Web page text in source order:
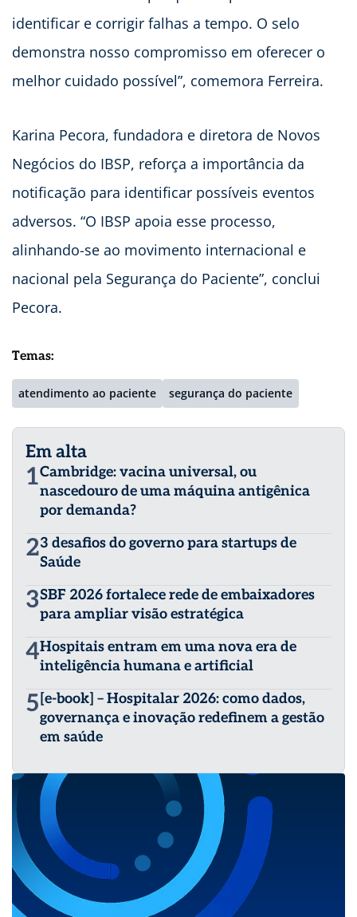
identificar e corrigir falhas a tempo. O selo
demonstra nosso compromisso em oferecer o
melhor cuidado possível”, comemora Ferreira.
Karina Pecora, fundadora e diretora de Novos
Negócios do IBSP, reforça a importância da
notificação para identificar possíveis eventos
adversos. “O IBSP apoia esse processo,
alinhando-se ao movimento internacional e
nacional pela Segurança do Paciente”, conclui
Pecora.
Temas:
atendimento ao paciente segurança do paciente
Em alta
1Cambridge: vacina universal, ou
nascedouro de uma máquina antigênica
por demanda?
23 desafios do governo para startups de
Saúde
3SBF 2026 fortalece rede de embaixadores
para ampliar visão estratégica
4Hospitais entram em uma nova era de
inteligência humana e artificial
5 [e-book] – Hospitalar 2026: como dados,
governança e inovação redefinem a gestão
em saúde